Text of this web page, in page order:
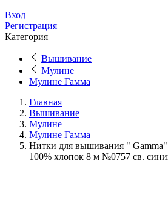
Вход
Регистрация
Категория
Вышивание
Мулине
Мулине Гамма
Главная
Вышивание
Мулине
Мулине Гамма
Нитки для вышивания "
100% хлопок 8 м №0757 св.